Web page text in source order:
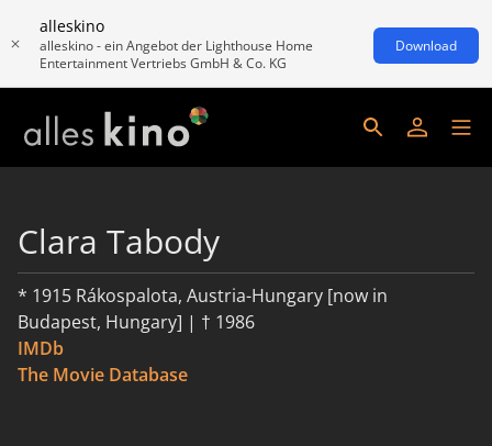
alleskino
alleskino - ein Angebot der Lighthouse Home
Entertainment Vertriebs GmbH & Co. KG
Download
Clara Tabody
* 1915 Rákospalota, Austria-Hungary [now in
Budapest, Hungary] | † 1986
IMDb
The Movie Database